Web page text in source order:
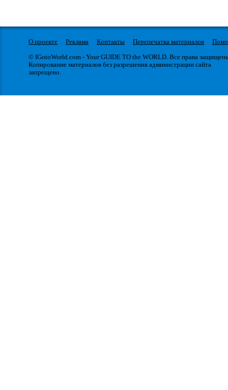
О проекте Реклама Контакты Перепечатка материалов
© IGotoWorld.com - Your GUIDE TO the WORLD. Все права
Копирование материалов без разрешения администрации сайта
запрещено.